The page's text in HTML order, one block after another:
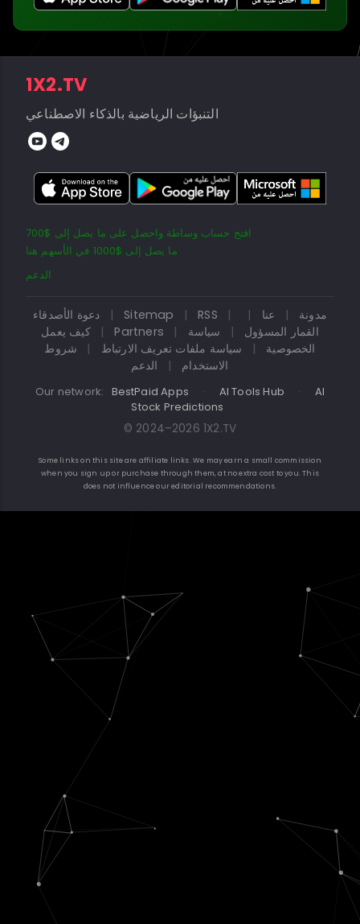
1X2.TV
التنبؤات الرياضية بالذكاء الاصطناعي
افتح حساب وساطة واحصل على ما يصل إلى $700
ما يصل إلى $1000 في الأسهم هنا
الدعم
دعوة الأصدقاء | Sitemap | RSS | مدونة | عنا
|
كيف يعمل
| Partners | القمار المسؤول |
سياسة
الخصوصية
| سياسة ملفات تعريف الارتباط |
شروط
الاستخدام
| الدعم
Our network: BestPaid Apps · AI Tools Hub ·
AI
Stock Predictions
© 2024–2026 1X2.TV
Some links on this site are affiliate links. We may earn a small commission
when you sign up or purchase through them, at no extra cost to you. This
does not influence our editorial recommendations.